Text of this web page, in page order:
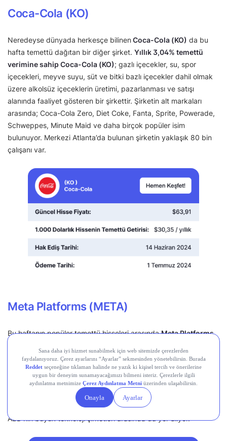
Coca-Cola (KO)
Neredeyse dünyada herkesçe bilinenCoca-Cola (KO) da bu
hafta temettü dağıtan bir diğer şirket. Yıllık 3,04% temettü
verimine sahip Coca-Cola (KO); gazlı içecekler, su, spor
içecekleri, meyve suyu, süt ve bitki bazlı içecekler dahil olmak
üzere alkolsüz içeceklerin üretimi, pazarlanması ve satışı
alanında faaliyet gösteren bir şirkettir. Şirketin alt markaları
arasında; Coca-Cola Zero, Diet Coke, Fanta, Sprite, Powerade,
Schweppes, Minute Maid ve daha birçok popüler isim
bulunuyor. Merkezi Atlanta’da bulunan şirketin yaklaşık 80 bin
çalışanı var.
Meta Platforms (META)
Bu haftanın popüler temettü hisseleri arasındaMeta Platforms
günlük hayatta sıklıkla kullandığımız uygulamaları tek çatı
altında birleştiren Meta, yıllık 0,41% temettü verimine sahip.
Şirket, Mark Zuckerberg, Dustin Moskovitz, Chris R. Hughes,
Andrew McCollum ve Eduardo P. Saverin tarafından 4 Şubat
2004’te kuruldu. Meta, “Muhteşem Yedili” olarak adlandırılan
ABD’nin büyük teknoloji şirketleri arasında da yer alıyor.